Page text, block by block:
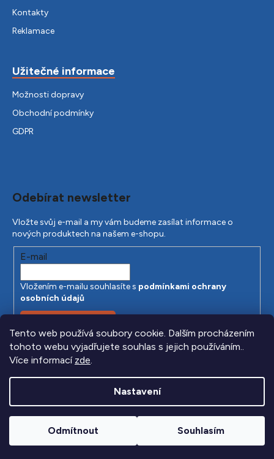
Tento web používá soubory cookie. Dalším procházením
tohoto webu vyjadřujete souhlas s jejich používáním..
Více informací zde.
Nastavení
Odmítnout Souhlasím
Kontakty
Reklamace
Užitečné informace
Možnosti dopravy
Obchodní podmínky
GDPR
Odebírat newsletter
Vložte svůj e-mail a my vám budeme zasílat informace o
nových produktech na našem e-shopu.
E-mail
Vložením e-mailu souhlasíte s podmínkami ochrany
osobních údajů
PŘIHLÁSIT SE
Vytvořil Shoptet Anque Media
Copyright 2026Beretta.cz. Všechna práva vyhrazena.